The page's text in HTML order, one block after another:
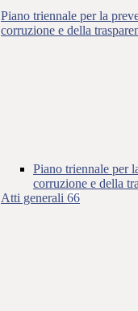
Piano triennale per la
corruzione e della
Piano triennale per
corruzione e della
Atti generali 66